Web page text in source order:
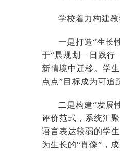
学校着力构建
一是打造“生长
于“晨规划—日践行
新情境中迁移。学
点点”目标成为可追
二是构建“发展
评价范式，系统汇
语言表达较弱的学
为生长的“肖像”，